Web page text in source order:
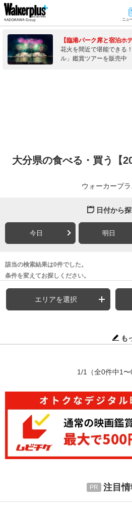
ニュ
【臨港パーク席と宿泊ホ
花火を間近で堪能できる
ル」鑑賞ツアーを販売中
大分県の食べる・買う【
ウォーカープ
日付から
今日 明日
該当の検索結果は0件でした。
条件を変えてお探しください。
エリアを選択
も
1/1 （全0件中1〜
注目情